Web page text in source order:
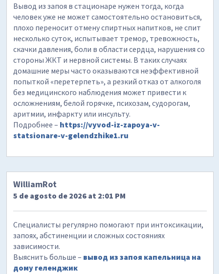
Вывод из запоя в стационаре нужен тогда, когда
человек уже не может самостоятельно остановиться,
плохо переносит отмену спиртных напитков, не спит
несколько суток, испытывает тремор, тревожность,
скачки давления, боли в области сердца, нарушения со
стороны ЖКТ и нервной системы. В таких случаях
домашние меры часто оказываются неэффективной
попыткой «перетерпеть», а резкий отказ от алкоголя
без медицинского наблюдения может привести к
осложнениям, белой горячке, психозам, судорогам,
аритмии, инфаркту или инсульту.
Подробнее – https://vyvod-iz-zapoya-v-
statsionare-v-gelendzhike1.ru
WilliamRot
5 de agosto de 2026 at 2:01 PM
Специалисты регулярно помогают при интоксикации,
запоях, абстиненции и сложных состояниях
зависимости.
Выяснить больше – вывод из запоя капельница на
дому геленджик